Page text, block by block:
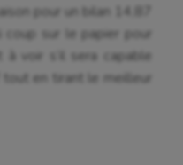
pour un bilan 14,87
coup sur le papier pour
à voir s’il sera capable
en tirant le meilleur